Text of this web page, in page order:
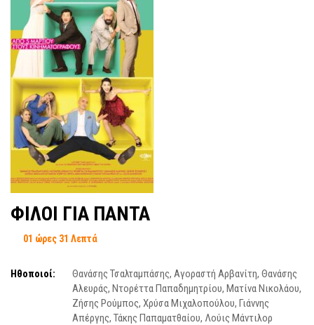
ΦΙΛΟΙ ΓΙΑ ΠΑΝΤΑ
01 ώρες 31 Λεπτά
Ηθοποιοί: Θανάσης Τσαλταμπάσης, Αγοραστή Αρβανίτη, Θανάσης
Αλευράς, Ντορέττα Παπαδημητρίου, Ματίνα Νικολάου,
Ζήσης Ρούμπος, Χρύσα Μιχαλοπούλου, Γιάννης
Απέργης, Τάκης Παπαματθαίου, Λούις Μάντιλορ